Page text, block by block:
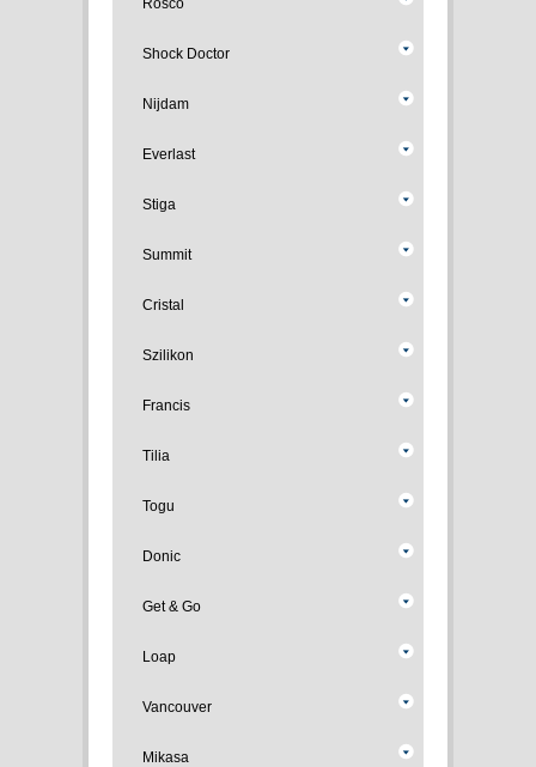
Rosco
Shock Doctor
Nijdam
Everlast
Stiga
Summit
Cristal
Szilikon
Francis
Tilia
Togu
Donic
Get & Go
Loap
Vancouver
Mikasa